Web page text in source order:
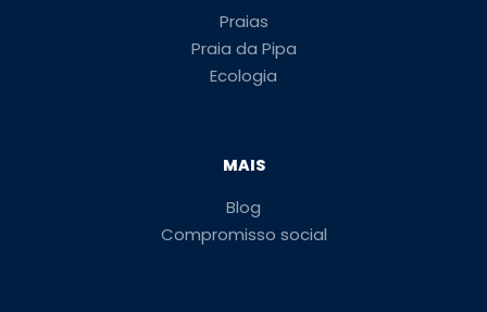
Praias
Praia da Pipa
Ecologia
MAIS
Blog
Compromisso social